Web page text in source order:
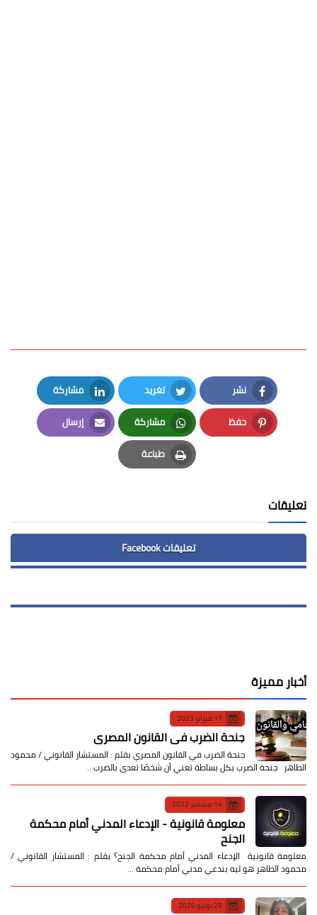
نشر
Facebook
تغريد
Twitter
مشاركة
LinkedIn
حفظ
Pinterest
مشاركة
Whatsapp
إرسال
Email
طباعة
Print
تعليقات
تعليقات Facebook
أخبار مميزة
17 فبراير 2023
جنحة الضرب في القانون المصري
جنحة الضرب في القانون المصري بقلم : المستشار القانوني / محمود
الطاهر جنحة الضرب بكل بساطة تعني أن شخصًا تعدى بالضرب…
14 سبتمبر 2022
معلومة قانونية - الإدعاء المدني أمام محكمة
الجنح
معلومة قانونية الإدعاء المدني أمام محكمة الجنح؟ بقلم : المستشار القانوني /
محمود الطاهر هو ليه بندعي مدني أمام محكمة …
25 يوليو 2026